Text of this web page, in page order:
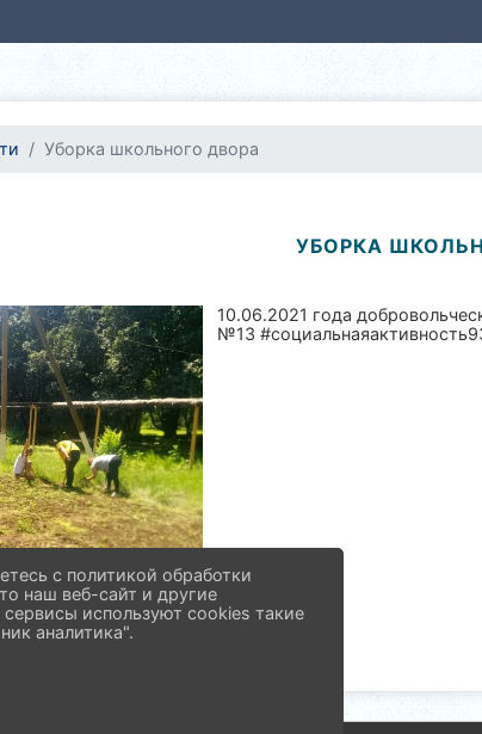
Уборка школьного двора
УБОРКА
10.06.2021 года
№13
с политикой обработки
наш веб-сайт и другие
используют cookies такие
аналитика".